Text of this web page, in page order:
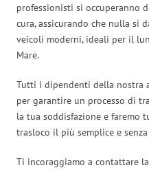
professionisti si occuperanno
cura, assicurando che nulla si
veicoli moderni, ideali per il
Mare.
Tutti i dipendenti della nostra
per garantire un processo di
la tua soddisfazione e faremo
trasloco il più semplice e
Ti incoraggiamo a contattare